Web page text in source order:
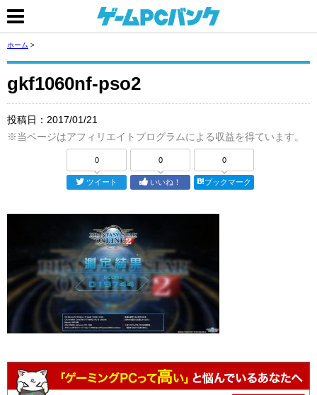
ホーム >
gkf1060nf-pso2
投稿日： 2017/01/21
※当ページはアフィリエイトプログラムによる収益を得ています。
0
ツイート
0
いいね！
0
ブックマーク